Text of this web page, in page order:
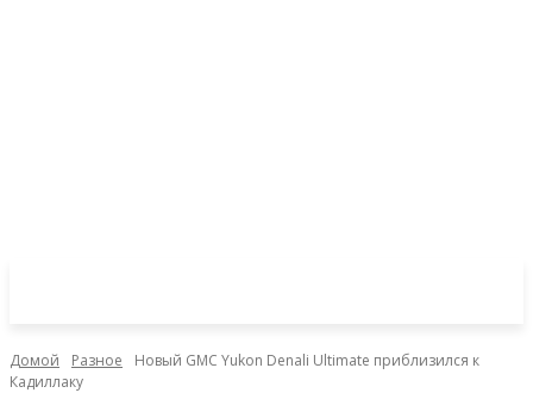
Домой Разное
Новый GMC Yukon Denali Ultimate приблизился к
Кадиллаку